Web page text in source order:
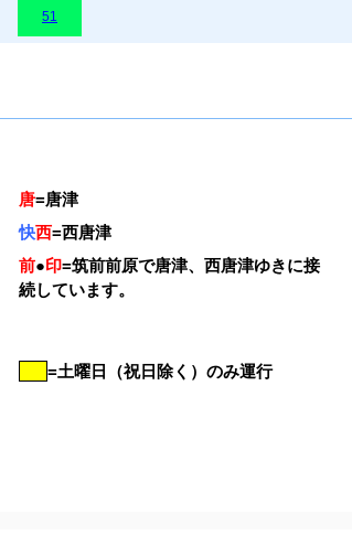
51
唐=唐津
快西=西唐津
前●印=筑前前原で唐津、西唐津ゆきに接
続しています。
=土曜日（祝日除く）のみ運行